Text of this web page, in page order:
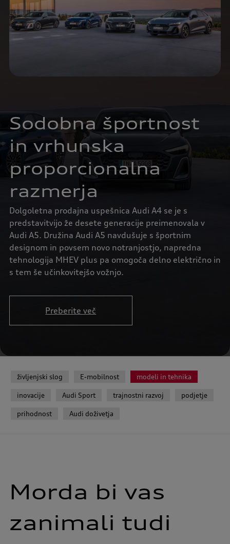
Sodobna športnost
in vrhunska
proporcionalna
razmerja
Dolgoletna prodajna uspešnica Audi A4 se je s
predstavitvijo že desete generacije preimenovala v
Audi A5. Družina Audi A5 navdušuje s športnim
designom in povsem novo notranjostjo, napredna
tehnologija MHEV plus pa omogoča delno električno in
s tem še učinkovitejšo vožnjo.
Preberite več
življenjski slog E-mobilnost modeli in tehnika
inovacije Audi Sport trajnostni razvoj podjetje
prihodnost Audi doživetja
Morda bi vas
zanimali tudi